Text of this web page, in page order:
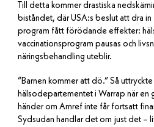
Till detta kommer drastiska
biståndet, där USA:s beslut att dra in
program fått förödande effekter:
vaccinationsprogram pausas och
näringsbehandling uteblir.
“Barnen kommer att dö.” Så
hälsodepartementet i Warrap när en
händer om Amref inte får fortsatt
Sydsudan handlar det om just det –